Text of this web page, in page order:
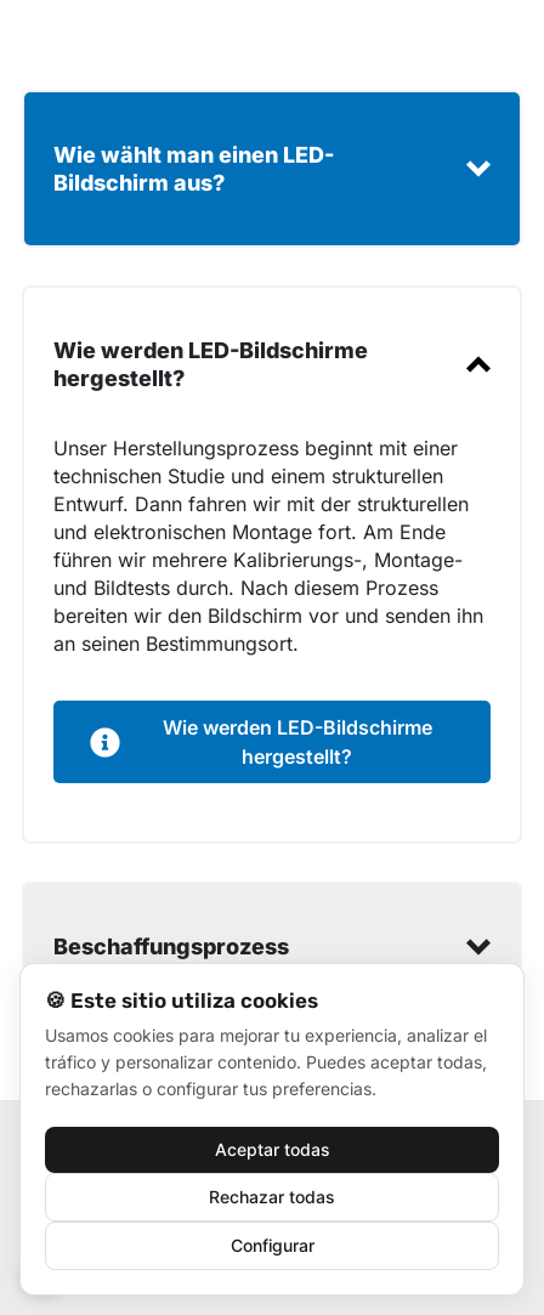
Wie montiert man einen LED-
Wie wählt man einen LED-
Bildschirm aus?
Wie wählt man einen LED-
Bildschirm aus?
Wie werden LED-Bildschirme
hergestellt?
Unser Herstellungsprozess beginnt mit einer
technischen Studie und einem strukturellen
Entwurf. Dann fahren wir mit der strukturellen
und elektronischen Montage fort. Am Ende
führen wir mehrere Kalibrierungs-, Montage-
und Bildtests durch. Nach diesem Prozess
bereiten wir den Bildschirm vor und senden ihn
an seinen Bestimmungsort.
Wie werden LED-Bildschirme
hergestellt?
Beschaffungsprozess
Beschaffungsprozess
KUNDENREZENSIONEN ZU
🍪 Este sitio utiliza cookies
Usamos cookies para mejorar tu experiencia, analizar el
tráfico y personalizar contenido. Puedes aceptar todas,
rechazarlas o configurar tus preferencias.
Aceptar todas
Rechazar todas
Configurar
🍪